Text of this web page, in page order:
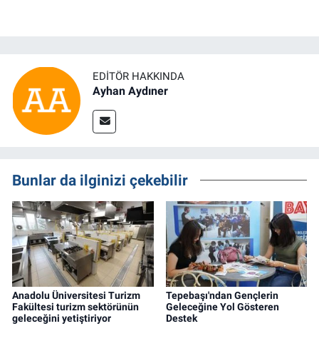
EDITÖR HAKKINDA
Ayhan Aydıner
Bunlar da ilginizi çekebilir
Anadolu Üniversitesi Turizm
Fakültesi turizm sektörünün
geleceğini yetiştiriyor
Tepebaşı'ndan Gençlerin
Geleceğine Yol Gösteren
Destek